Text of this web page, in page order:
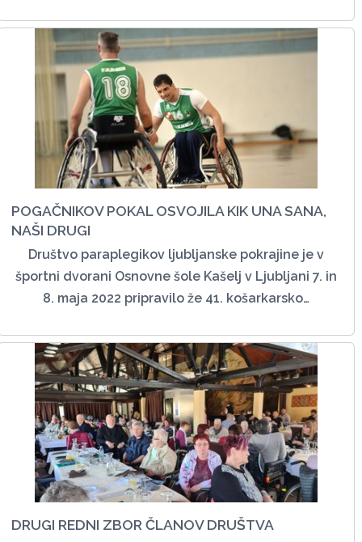
POGAČNIKOV POKAL OSVOJILA KIK UNA SANA,
NAŠI DRUGI
Društvo paraplegikov ljubljanske pokrajine je v
športni dvorani Osnovne šole Kašelj v Ljubljani 7. in
8. maja 2022 pripravilo že 41. košarkarsko…
DRUGI REDNI ZBOR ČLANOV DRUŠTVA